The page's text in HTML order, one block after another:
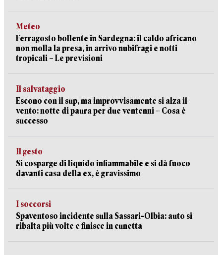
Meteo
Ferragosto bollente in Sardegna: il caldo africano
non molla la presa, in arrivo nubifragi e notti
tropicali – Le previsioni
Il salvataggio
Escono con il sup, ma improvvisamente si alza il
vento: notte di paura per due ventenni – Cosa è
successo
Il gesto
Si cosparge di liquido infiammabile e si dà fuoco
davanti casa della ex, è gravissimo
I soccorsi
Spaventoso incidente sulla Sassari-Olbia: auto si
ribalta più volte e finisce in cunetta